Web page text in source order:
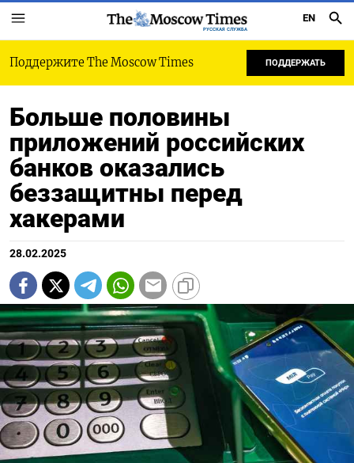
РУССКАЯ СЛУЖБА
EN
Поддержите The Moscow Times ПОДДЕРЖАТЬ
Больше половины
приложений российских
банков оказались
беззащитны перед
хакерами
28.02.2025